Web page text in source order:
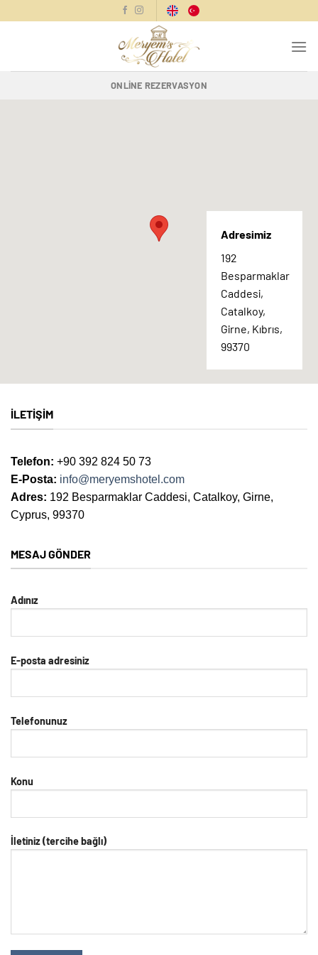
atla
ONLINE REZERVASYON
Adresimiz
192
Besparmaklar
Caddesi,
Catalkoy,
Girne, Kıbrıs,
99370
İLETIŞIM
Telefon: +90 392 824 50 73
E-Posta: info@meryemshotel.com
Adres: 192 Besparmaklar Caddesi, Catalkoy, Girne,
Cyprus, 99370
MESAJ GÖNDER
Adınız
E-posta adresiniz
Telefonunuz
Konu
İletiniz (tercihe bağlı)